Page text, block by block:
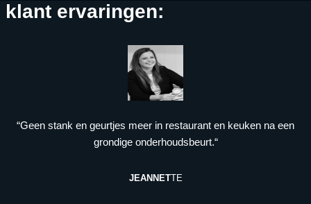
klant ervaringen:
“Geen stank en geurtjes meer in restaurant en keuken na een
grondige onderhoudsbeurt.“
JEANNETTE